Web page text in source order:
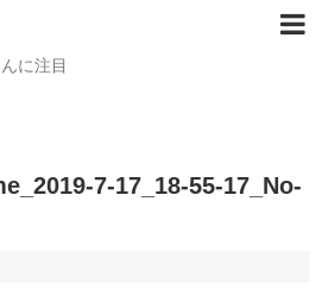
に注目
7-17_18-55-17_No-